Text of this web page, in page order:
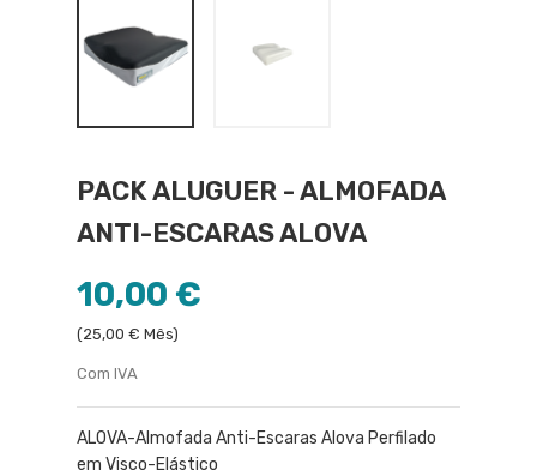
PACK ALUGUER - ALMOFADA
ANTI-ESCARAS ALOVA
10,00 €
(25,00 € Mês)
Com IVA
ALOVA-Almofada Anti-Escaras Alova Perfilado
em Visco-Elástico